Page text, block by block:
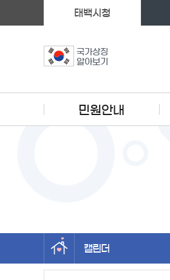
국가상징
알아보기
태백시청
민원안내
캘린더
왼쪽메뉴